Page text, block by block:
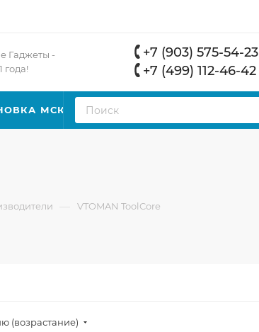
Гаджеты -
года!
+7 (903) 575-54-23
+7 (499) 112-46-42
МСК
— VTOMAN ToolCore
(возрастание)